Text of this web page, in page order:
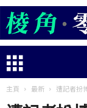
主頁 最新 遭記者扮